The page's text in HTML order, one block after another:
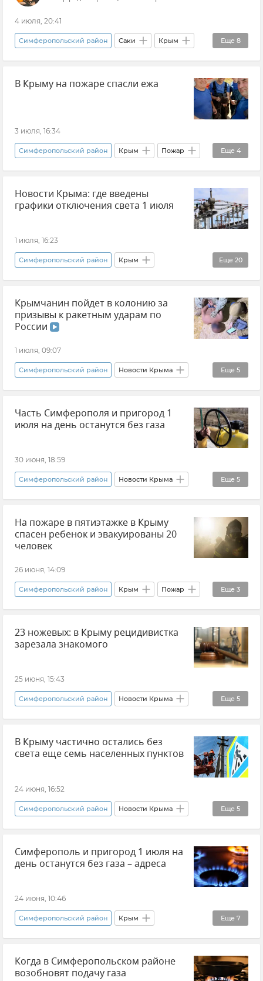
4 июля, 20:41
Еще 8
Симферопольский район Саки Крым
Великая Отечественная война Геноцид
Сельское хозяйство История
В Крыму на пожаре спасли ежа
3 июля, 16:34
Еще 4
Симферопольский район Крым Пожар
ГУ МЧС РФ по Республике Крым
Происшествия Животные
Новости Крыма
Новости Крыма: где введены
графики отключения света 1 июля
1 июля, 16:23
Еще 20
Симферопольский район Крым
Юрий Гоцанюк Энергосистема Крыма
Электроэнергия Электросети
Отключение электроэнергии
Евпатория Сакский район Алушта
Бахчисарайский район
Черноморский район
Раздольненский район Крыма
Крымчанин пойдет в колонию за
призывы к ракетным ударам по
России
1 июля, 09:07
Еще 5
Симферопольский район Новости Крыма
Интернет Антитеррор
Южный окружной военный суд
Часть Симферополя и пригород 1
июля на день останутся без газа
30 июня, 18:59
Еще 5
Симферопольский район Новости Крыма
Симферополь Крымгазсети
Газоснабжение Газ
Отключение газа в Крыму
На пожаре в пятиэтажке в Крыму
спасен ребенок и эвакуированы 20
человек
26 июня, 14:09
Еще 3
Симферопольский район Крым Пожар
Происшествия
ГУ МЧС РФ по Республике Крым
Новости Крыма
23 ножевых: в Крыму рецидивистка
зарезала знакомого
25 июня, 15:43
Еще 5
Симферопольский район Новости Крыма
Прокуратура Республики Крым
Следком Крыма и Севастополя
В Крыму частично остались без
света еще семь населенных пунктов
24 июня, 16:52
Еще 5
Симферопольский район Новости Крыма
Электроэнергия Электричество
Электросети Крыма ГУП РК "Крымэнерго"
Отключение электроэнергии
Симферополь и пригород 1 июля на
день останутся без газа – адреса
24 июня, 10:46
Еще 7
Симферопольский район Крым
Симферополь Газ Газоснабжение
Крымгазсети ЖКХ Крыма и Севастополя
Когда в Симферопольском районе
возобновят подачу газа